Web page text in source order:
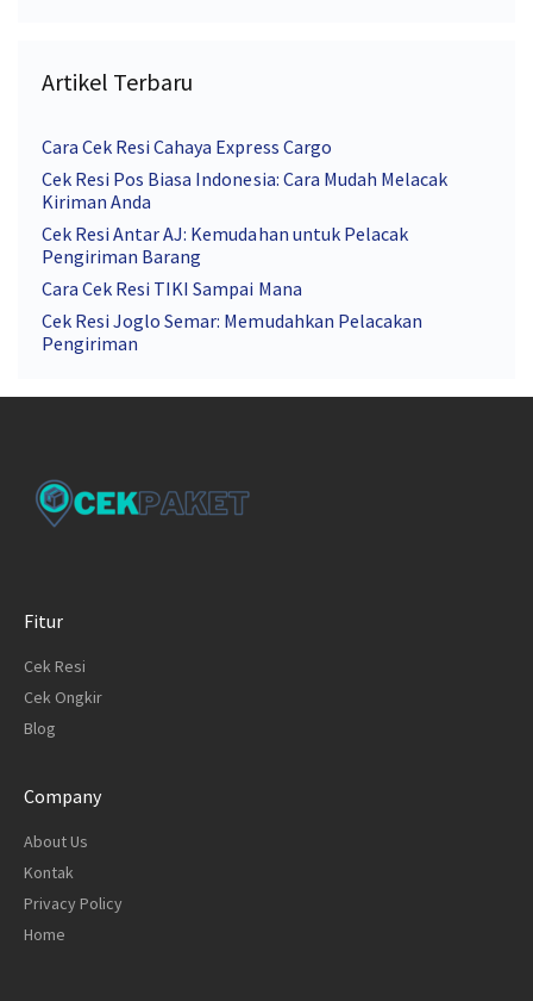
Artikel Terbaru
Cara Cek Resi Cahaya Express Cargo
Cek Resi Pos Biasa Indonesia: Cara Mudah Melacak
Kiriman Anda
Cek Resi Antar AJ: Kemudahan untuk Pelacak
Pengiriman Barang
Cara Cek Resi TIKI Sampai Mana
Cek Resi Joglo Semar: Memudahkan Pelacakan
Pengiriman
Fitur
Cek Resi
Cek Ongkir
Blog
Company
About Us
Kontak
Privacy Policy
Home